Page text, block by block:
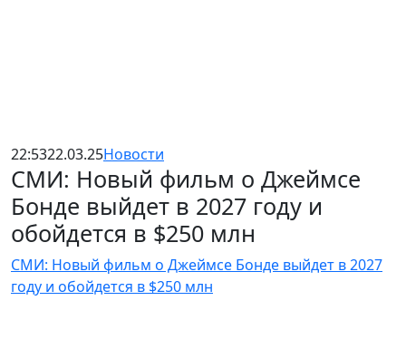
22:5322.03.25Новости
СМИ: Новый фильм о Джеймсе
Бонде выйдет в 2027 году и
обойдется в $250 млн
СМИ: Новый фильм о Джеймсе Бонде выйдет в 2027
году и обойдется в $250 млн